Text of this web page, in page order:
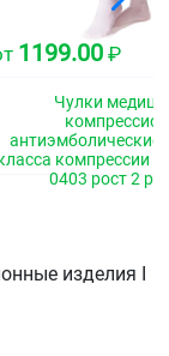
1199.00 ₽
Чулки
антиэмболические
компрессии
0403 рост 2
изделия I